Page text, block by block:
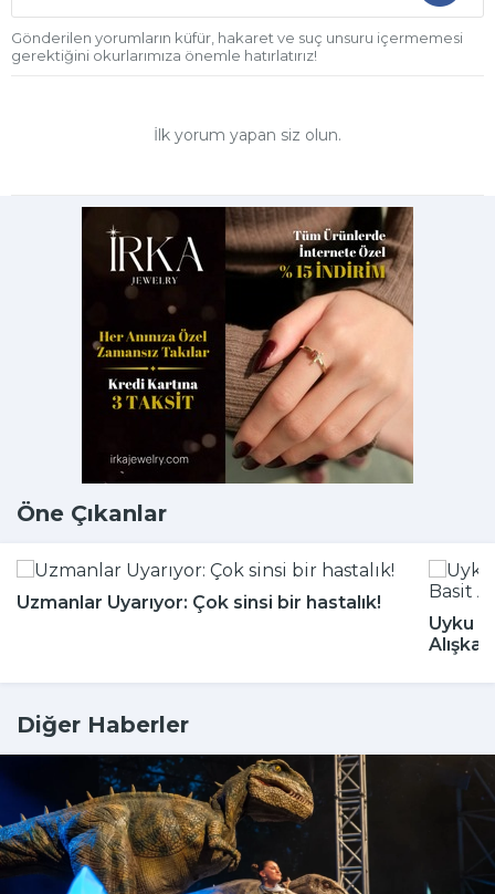
Gönderilen yorumların küfür, hakaret ve suç unsuru içermemesi
gerektiğini okurlarımıza önemle hatırlatırız!
İlk yorum yapan siz olun.
Öne Çıkanlar
Uzmanlar Uyarıyor: Çok sinsi bir hastalık!
Uyku
Diğer Haberler